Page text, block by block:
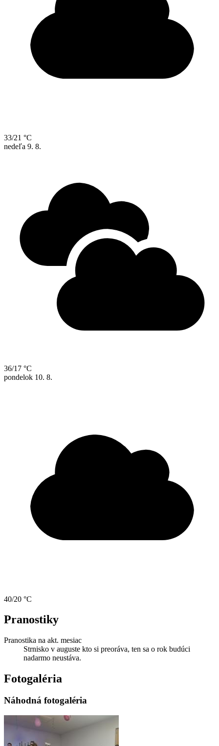
33/21 °C
nedeľa 9. 8.
36/17 °C
pondelok 10. 8.
40/20 °C
Pranostiky
Pranostika na akt. mesiac
Strnisko v auguste kto si preoráva, ten sa o rok budúci
nadarmo neustáva.
Fotogaléria
Náhodná fotogaléria